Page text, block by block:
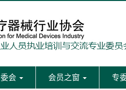
会 会员之窗 专